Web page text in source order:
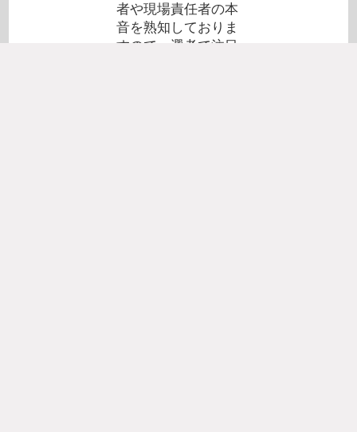
者や現場責任者の本
音を熟知しておりま
すので、選考で注目